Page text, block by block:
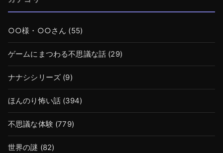
○○様・○○さん (55)
ゲームにまつわる不思議な話 (29)
ナナシシリーズ (9)
ほんのり怖い話 (394)
不思議な体験 (779)
世界の謎 (82)